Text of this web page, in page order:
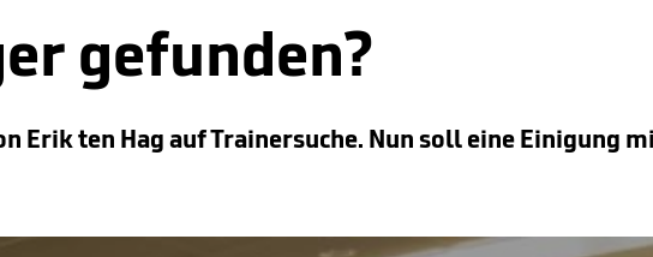
gefunden?
Erik ten Hag auf Trainersuche. Nun soll eine Einigung